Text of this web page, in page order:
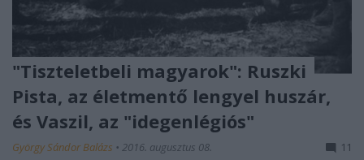
"Tiszteletbeli magyarok": Ruszki
Pista, az életmentő lengyel huszár,
és Vaszil, az "idegenlégiós"
György Sándor Balázs • 2016. augusztus 08. 11